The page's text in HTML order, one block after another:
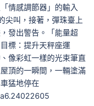
情感調節器」的輸入
尖叫，接著，彈珠臺上
發出警告。「能量超
標：提升天秤座運
像彩虹一樣的光束筆直
頂的一瞬間，一輛塗滿
猛地停在